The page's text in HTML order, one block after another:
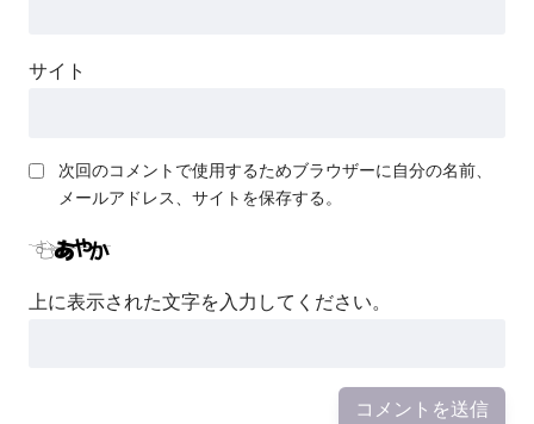
サイト
次回のコメントで使用するためブラウザーに自分の名前、
メールアドレス、サイトを保存する。
上に表示された文字を入力してください。